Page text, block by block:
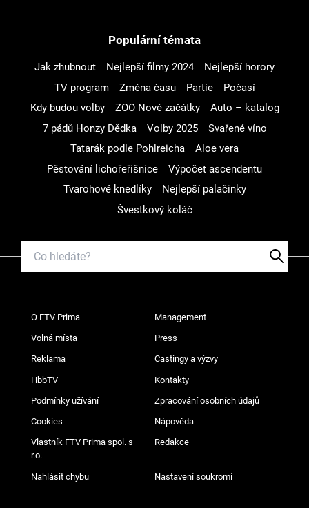
Populární témata
Jak zhubnout Nejlepší filmy 2024
Nejlepší horory
TV program
Změna času Partie
Počasí
Kdy budou volby
ZOO Nové začátky
Auto – katalog
7 pádů Honzy Dědka
Volby 2025
Svařené víno
Tatarák podle Pohlreicha
Aloe vera
Pěstování lichořeřišnice
Výpočet ascendentu
Tvarohové knedlíky
Nejlepší palačinky
Švestkový koláč
O FTV Prima Management
Volná místa Press
Reklama Castingy a výzvy
HbbTV Kontakty
Podmínky užívání Zpracování osobních údajů
Cookies Nápověda
Vlastník FTV Prima spol. s
r.o.
Redakce
Nahlásit chybu Nastavení soukromí